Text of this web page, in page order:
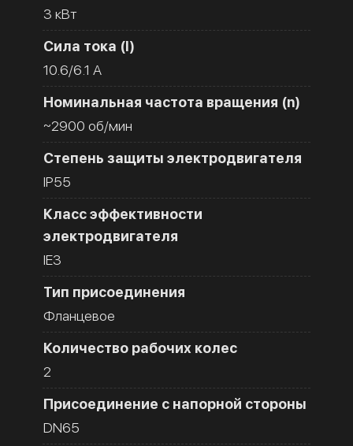
3 кВт
Сила тока (I)
10.6/6.1 A
Номинальная частота вращения (n)
~2900 об/мин
Степень защиты электродвигателя
IP55
Класс эффективности
электродвигателя
IE3
Тип присоединения
Фланцевое
Количество рабочих колес
2
Присоединение с напорной стороны
DN65